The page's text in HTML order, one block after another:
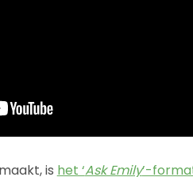
is het ‘Ask Emily’-